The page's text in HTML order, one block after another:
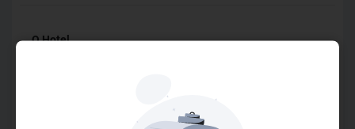
O Hotel
ótima escolha para executivos e para a família. Próximo à